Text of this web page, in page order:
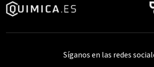
Síganos en las redes